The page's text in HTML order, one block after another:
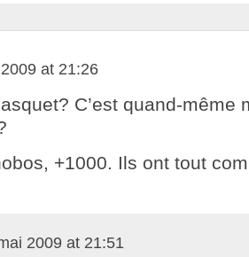
at 21:26
C’est quand-même
+1000. Ils ont tout
2009 at 21:51